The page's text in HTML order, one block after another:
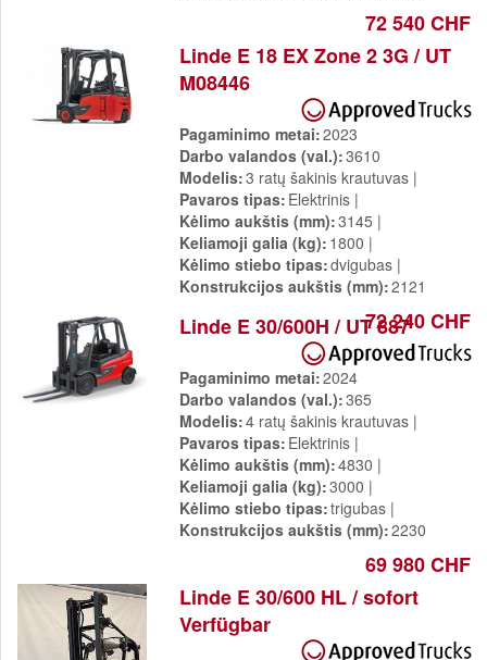
72 540 CHF
Linde E 18 EX Zone 2 3G / UT
M08446
Pagaminimo metai 2023
Darbo valandos (val.) 3610
Modelis 3 ratų šakinis krautuvas
Pavaros tipas Elektrinis
Kėlimo aukštis (mm) 3145
Keliamoji galia (kg) 1800
Kėlimo stiebo tipas dvigubas
Konstrukcijos aukštis (mm) 2121
72 240 CHF
Linde E 30/600H / UT 887
Pagaminimo metai 2024
Darbo valandos (val.) 365
Modelis 4 ratų šakinis krautuvas
Pavaros tipas Elektrinis
Kėlimo aukštis (mm) 4830
Keliamoji galia (kg) 3000
Kėlimo stiebo tipas trigubas
Konstrukcijos aukštis (mm) 2230
69 980 CHF
Linde E 30/600 HL / sofort
Verfügbar